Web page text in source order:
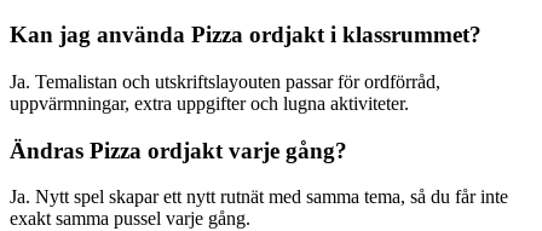
Kan jag använda Pizza ordjakt i klassrummet?
Ja. Temalistan och utskriftslayouten passar för ordförråd,
uppvärmningar, extra uppgifter och lugna aktiviteter.
Ändras Pizza ordjakt varje gång?
Ja. Nytt spel skapar ett nytt rutnät med samma tema, så du får inte
exakt samma pussel varje gång.